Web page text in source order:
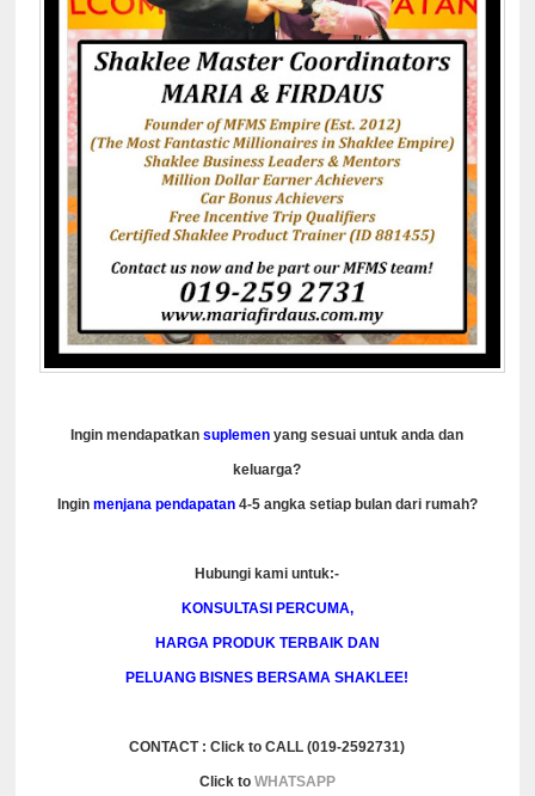
Ingin mendapatkan suplemen yang sesuai untuk anda dan
keluarga?
Ingin menjana pendapatan4-5 angka setiap bulan dari rumah?
Hubungi kami untuk:-
KONSULTASI PERCUMA,
HARGA PRODUK TERBAIK DAN
PELUANG BISNES BERSAMA SHAKLEE!
CONTACT : Click to CALL (019-2592731)
Click to WHATSAPP